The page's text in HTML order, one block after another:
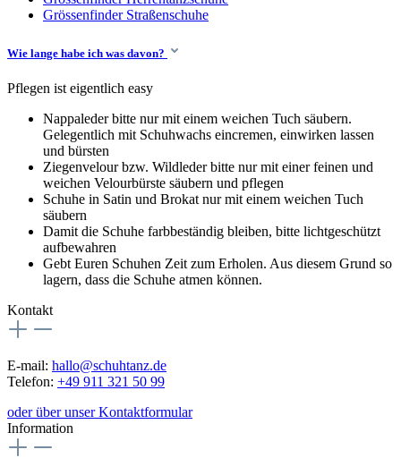
Grössenfinder Straßenschuhe
Wie lange habe ich was davon?
Pflegen ist eigentlich easy
Nappaleder bitte nur mit einem weichen Tuch säubern.
Gelegentlich mit Schuhwachs eincremen, einwirken lassen
und bürsten
Ziegenvelour bzw. Wildleder bitte nur mit einer feinen und
weichen Velourbürste säubern und pflegen
Schuhe in Satin und Brokat nur mit einem weichen Tuch
säubern
Damit die Schuhe farbbeständig bleiben, bitte lichtgeschützt
aufbewahren
Gebt Euren Schuhen Zeit zum Erholen. Aus diesem Grund so
lagern, dass die Schuhe atmen können.
Kontakt
E-mail: hallo@schuhtanz.de
Telefon: +49 911 321 50 99
oder über unser Kontaktformular
Information